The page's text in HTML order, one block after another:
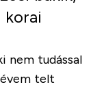
nem tudással
telt